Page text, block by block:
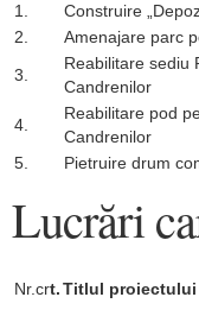
1.
Construire
2.
Amenajare parc
3.
Reabilitare sediu
Candrenilor
4.
Reabilitare pod
Candrenilor
5.
Pietruire drum
Lucrări
Nr.crt.Titlul proiectului